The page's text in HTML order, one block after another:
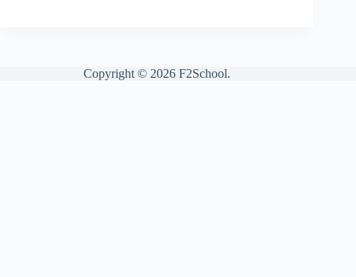
Copyright © 2026 F2School.